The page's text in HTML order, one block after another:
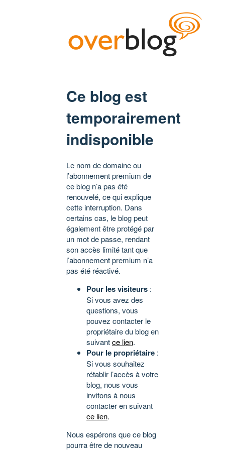
Ce blog est
temporairement
indisponible
Le nom de domaine ou
l’abonnement premium de
ce blog n’a pas été
renouvelé, ce qui explique
cette interruption. Dans
certains cas, le blog peut
également être protégé par
un mot de passe, rendant
son accès limité tant que
l’abonnement premium n’a
pas été réactivé.
Pour les visiteurs :
Si vous avez des
questions, vous
pouvez contacter le
propriétaire du blog en
suivantce lien.
Pour le propriétaire :
Si vous souhaitez
rétablir l’accès à votre
blog, nous vous
invitons à nous
contacter en suivant
ce lien.
Nous espérons que ce blog
pourra être de nouveau